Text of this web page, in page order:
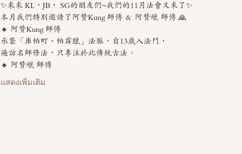
✨來來 KL，JB， SG的朋友們~我們的11月法會又來了✨
本月我們特別邀請了阿贊Kung 師傅 ＆ 阿贊蠟 師傅 🙏
🔸 阿贊Kung 師傅
承襲「庫帕町・帕霹臘」法脈，自13歲入法門，
遍訪名師修法，只專注於此傳統古法。
🔸 阿贊蠟 師傅
แสดงเพิ่มเติม